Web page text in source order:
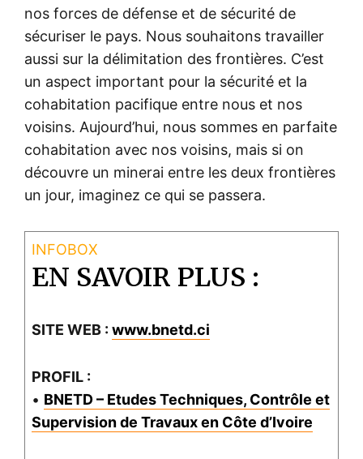
nos forces de défense et de sécurité de
sécuriser le pays. Nous souhaitons travailler
aussi sur la délimitation des frontières. C’est
un aspect important pour la sécurité et la
cohabitation pacifique entre nous et nos
voisins. Aujourd’hui, nous sommes en parfaite
cohabitation avec nos voisins, mais si on
découvre un minerai entre les deux frontières
un jour, imaginez ce qui se passera.
EN SAVOIR PLUS :
SITE WEB : www.bnetd.ci
PROFIL :
• BNETD – Etudes Techniques, Contrôle et
Supervision de Travaux en Côte d’Ivoire